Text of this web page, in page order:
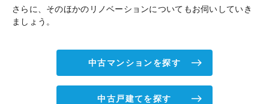
さらに、そのほかのリノベーションについてもお伺いしていき
ましょう。
中古マンションを探す
中古戸建てを探す